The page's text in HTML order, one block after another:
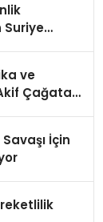
Suriye
ve
Çağatay
İçin